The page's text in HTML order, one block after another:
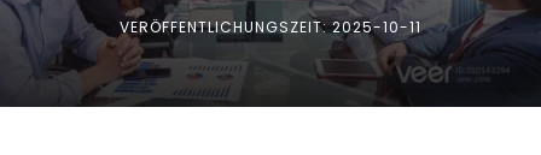
VERÖFFENTLICHUNGSZEIT: 2025-10-11